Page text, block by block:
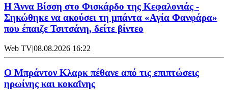
Η Άννα Βίσση στο Φισκάρδο της Κεφαλονιάς -
Σηκώθηκε να ακούσει τη μπάντα «Αγία Φανφάρα»
που έπαιζε Τσιτσάνη, δείτε βίντεο
Web TV|08.08.2026 16:22
Ο Μπράντον Κλαρκ πέθανε από τις επιπτώσεις
ηρωίνης και κοκαΐνης